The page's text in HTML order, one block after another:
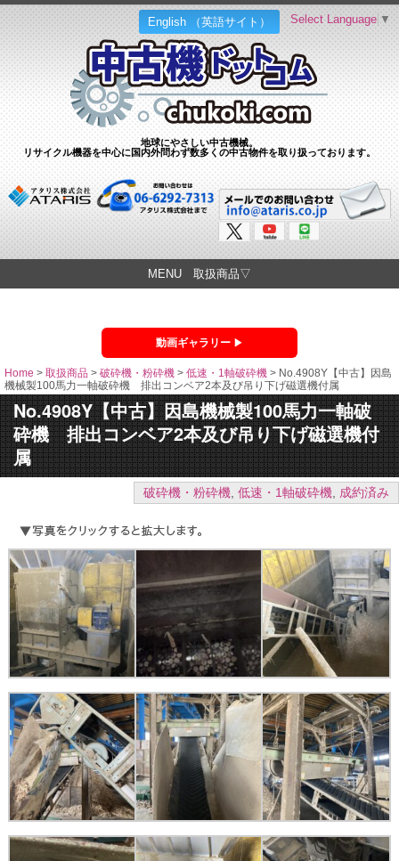
English （英語サイト）
地球にやさしい中古機械。
リサイクル機器を中心に国内外問わず数多くの中古物件を取り扱っております。
Select Language ▼
MENU 取扱商品▽
動画ギャラリー
Home > 取扱商品 > 破砕機・粉砕機 > 低速・1軸破砕機 > No.4908Y【中古】因島
機械製100馬力一軸破砕機 排出コンベア2本及び吊り下げ磁選機付属
No.4908Y【中古】因島機械製100馬力一軸破
砕機 排出コンベア2本及び吊り下げ磁選機付
属
破砕機・粉砕機, 低速・1軸破砕機, 成約済み